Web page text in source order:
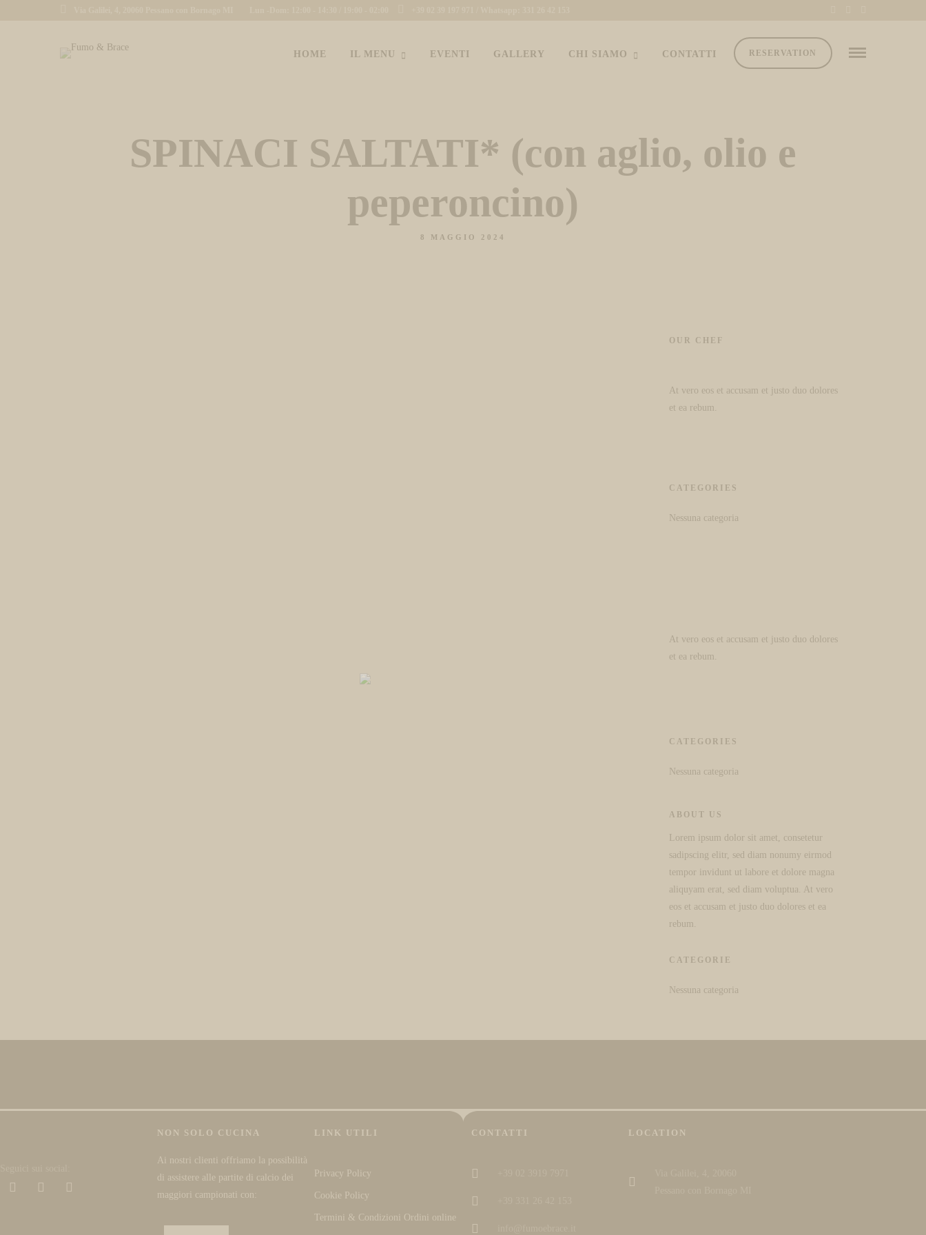
RESERVATION
HOME IL MENU EVENTI GALLERY CHI SIAMO CONTATTI
SPINACI SALTATI* (con aglio, olio e
peperoncino)
8 MAGGIO 2024
OUR CHEF
At vero eos et accusam et justo duo dolores
et ea rebum.
CATEGORIES
Nessuna categoria
At vero eos et accusam et justo duo dolores
et ea rebum.
CATEGORIES
Nessuna categoria
ABOUT US
Lorem ipsum dolor sit amet, consetetur
sadipscing elitr, sed diam nonumy eirmod
tempor invidunt ut labore et dolore magna
aliquyam erat, sed diam voluptua. At vero
eos et accusam et justo duo dolores et ea
rebum.
CATEGORIE
Nessuna categoria
NON SOLO CUCINA
Ai nostri clienti offriamo la possibilità
di assistere alle partite di calcio dei
maggiori campionati con:
LINK UTILI
Privacy Policy
Cookie Policy
Termini & Condizioni Ordini online
CONTATTI LOCATION